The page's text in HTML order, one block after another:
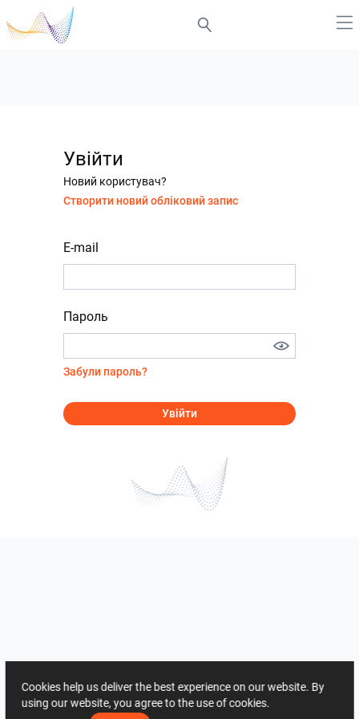
Увійти
Новий користувач?
Створити новий обліковий запис
E-mail
Пароль
Забули пароль?
Увійти
Cookies help us deliver the best experience on our website. By
using our website, you agree to the use of cookies.